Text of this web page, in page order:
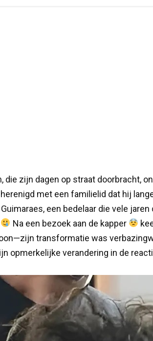
die zijn dagen op straat doorbracht,
met een familielid dat hij
een bedelaar die vele jaren
Na een bezoek aan de kapper
transformatie was
opmerkelijke verandering in de